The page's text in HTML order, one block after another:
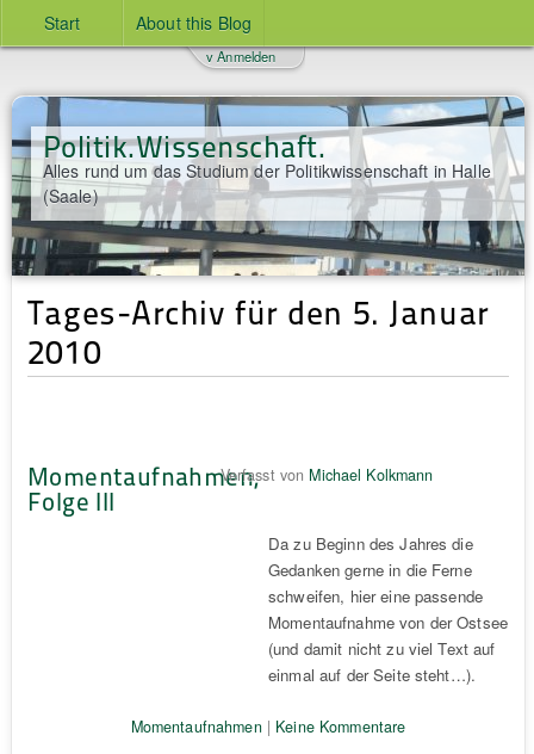
Start About this Blog
Politik.Wissenschaft.
Alles rund um das Studium der Politikwissenschaft in Halle
(Saale)
v Anmelden
Tages-Archiv für den 5. Januar
2010
Momentaufnahmen,
Folge III
Verfasst von Michael Kolkmann
Da zu Beginn des Jahres die
Gedanken gerne in die Ferne
schweifen, hier eine passende
Momentaufnahme von der Ostsee
(und damit nicht zu viel Text auf
einmal auf der Seite steht…).
Momentaufnahmen| Keine Kommentare